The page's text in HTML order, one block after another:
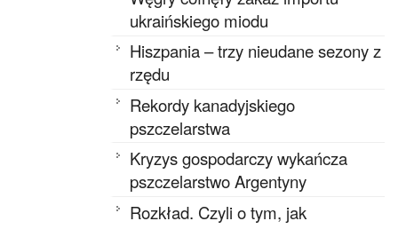
ukraińskiego miodu
Hiszpania – trzy nieudane sezony z
rzędu
Rekordy kanadyjskiego
pszczelarstwa
Kryzys gospodarczy wykańcza
pszczelarstwo Argentyny
Rozkład. Czyli o tym, jak